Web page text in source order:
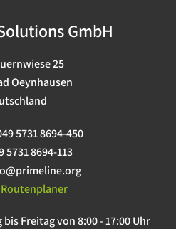
GmbH
25
Oeynhausen
5731 8694-450
5731 8694-113
bis Freitag von 8:00 - 17:00 Uhr